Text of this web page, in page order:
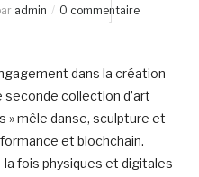
admin 0 commentaire
dans la création
collection d’art
» mêle danse, sculpture et
et blochchain.
fois physiques et digitales